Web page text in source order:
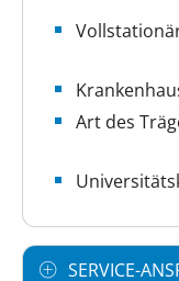
Art des
SERVICE-